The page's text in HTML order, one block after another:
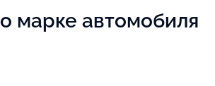
марке автомобиля